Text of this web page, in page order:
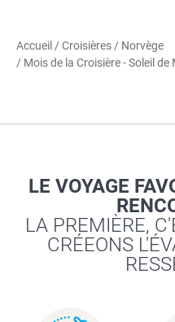
Accueil /Croisières / Norvège
/ Mois de la Croisière - Soleil
LE VOYAGE
LA PREMIÈRE,
CRÉEONS